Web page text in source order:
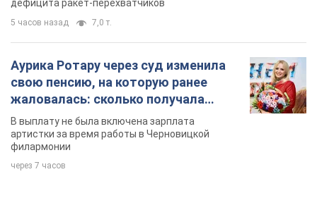
дефицита ракет-перехватчиков
5 часов назад 7,0 т.
Аурика Ротару через суд изменила
свою пенсию, на которую ранее
жаловалась: сколько получала
певица
В выплату не была включена зарплата
артистки за время работы в Черновицкой
филармонии
через 7 часов